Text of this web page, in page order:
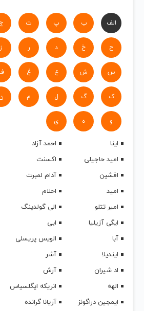
الف ب پ ت
ح خ د ر ز
س ش ع غ
ک گ ل م
و ه ی
اینا
احمد آزاد
امید حاجیلی
اکسنت
افشین
آدام لمبرت
امید
احلام
امیر تتلو
الی گولدینگ
ایگی آزیلیا
ابی
آبا
الویس پریسلی
ایندیلا
آشر
اد شیران
آرش
الهه
انریکه ایگلسیاس
ایمجین دراگونز
آریانا گرانده